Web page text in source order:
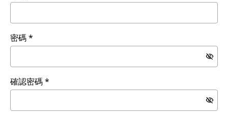
密碼
確認密碼